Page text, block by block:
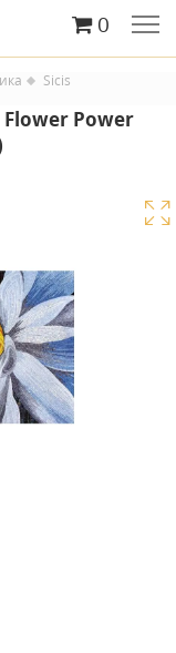
0
Sicis
Flower Power